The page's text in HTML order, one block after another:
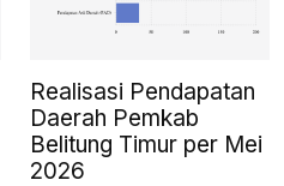
Realisasi Pendapatan
Daerah Pemkab
Belitung Timur per Mei
2026